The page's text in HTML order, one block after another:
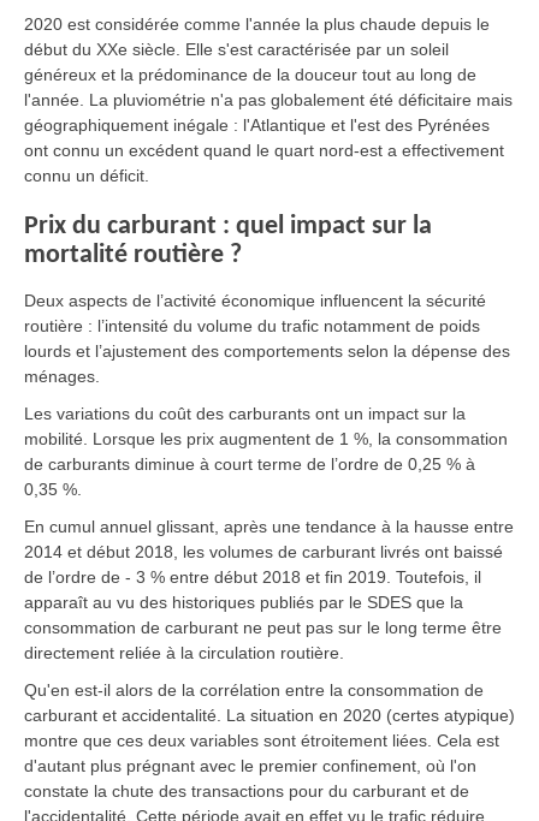
2020 est considérée comme l'année la plus chaude depuis le
début du XXe siècle. Elle s'est caractérisée par un soleil
généreux et la prédominance de la douceur tout au long de
l'année. La pluviométrie n'a pas globalement été déficitaire mais
géographiquement inégale : l'Atlantique et l'est des Pyrénées
ont connu un excédent quand le quart nord-est a effectivement
connu un déficit.
Prix du carburant : quel impact sur la
mortalité routière ?
Deux aspects de l’activité économique influencent la sécurité
routière : l’intensité du volume du trafic notamment de poids
lourds et l’ajustement des comportements selon la dépense des
ménages.
Les variations du coût des carburants ont un impact sur la
mobilité. Lorsque les prix augmentent de 1 %, la consommation
de carburants diminue à court terme de l’ordre de 0,25 % à
0,35 %.
En cumul annuel glissant, après une tendance à la hausse entre
2014 et début 2018, les volumes de carburant livrés ont baissé
de l’ordre de - 3 % entre début 2018 et fin 2019. Toutefois, il
apparaît au vu des historiques publiés par le SDES que la
consommation de carburant ne peut pas sur le long terme être
directement reliée à la circulation routière.
Qu'en est-il alors de la corrélation entre la consommation de
carburant et accidentalité. La situation en 2020 (certes atypique)
montre que ces deux variables sont étroitement liées. Cela est
d'autant plus prégnant avec le premier confinement, où l'on
constate la chute des transactions pour du carburant et de
l'accidentalité. Cette période avait en effet vu le trafic réduire